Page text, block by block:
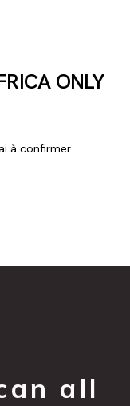
ONLY
à confirmer.